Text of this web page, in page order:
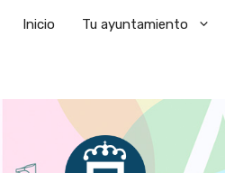
Inicio Tu ayuntamiento